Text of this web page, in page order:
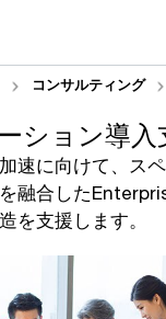
コンサルティング
速に向けて、ス
融合した
を支援します。
ション導